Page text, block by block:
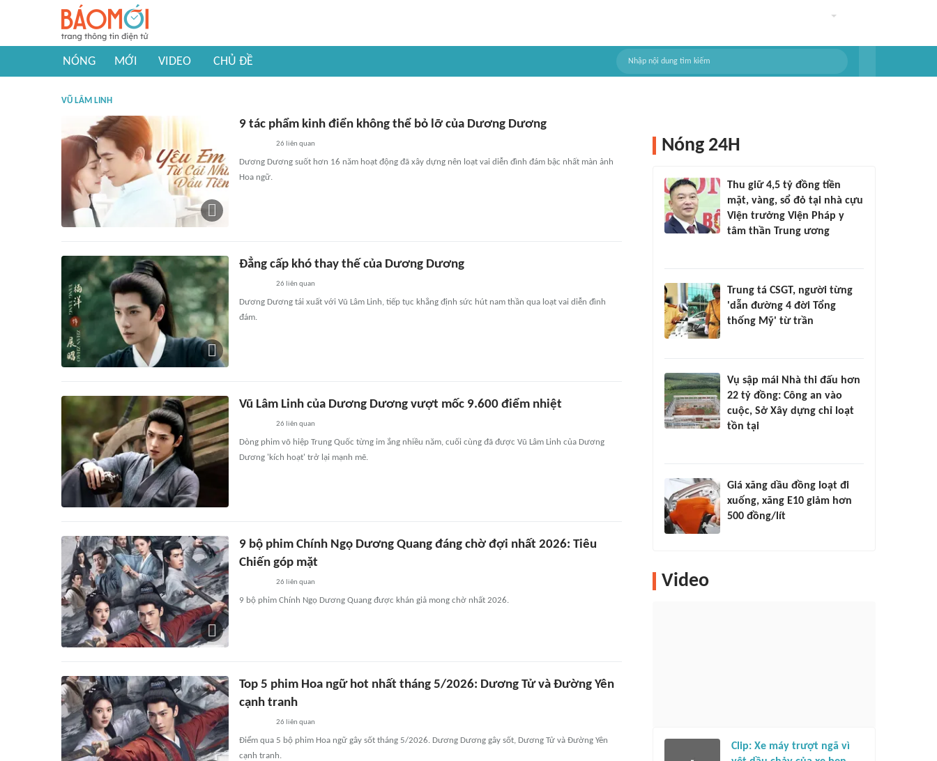
NÓNG MỚI VIDEO CHỦ ĐỀ
VŨ LÂM LINH
9 tác phẩm kinh điển không thể bỏ lỡ của Dương Dương
26 liên quan
Dương Dương suốt hơn 16 năm hoạt động đã xây dựng nên loạt vai diễn đình đám bậc nhất màn ảnh
Hoa ngữ.
Đẳng cấp khó thay thế của Dương Dương
26 liên quan
Dương Dương tái xuất với Vũ Lâm Linh, tiếp tục khẳng định sức hút nam thần qua loạt vai diễn đình
đám.
Vũ Lâm Linh của Dương Dương vượt mốc 9.600 điểm nhiệt
26 liên quan
Dòng phim võ hiệp Trung Quốc từng im ắng nhiều năm, cuối cùng đã được Vũ Lâm Linh của Dương
Dương 'kích hoạt' trở lại mạnh mẽ.
9 bộ phim Chính Ngọ Dương Quang đáng chờ đợi nhất 2026: Tiêu
Chiến góp mặt
26 liên quan
9 bộ phim Chính Ngọ Dương Quang được khán giả mong chờ nhất 2026.
Top 5 phim Hoa ngữ hot nhất tháng 5/2026: Dương Tử và Đường Yên
cạnh tranh
26 liên quan
Điểm qua 5 bộ phim Hoa ngữ gây sốt tháng 5/2026. Dương Dương gây sốt, Dương Tử và Đường Yên
cạnh tranh.
Nóng 24H
Thu giữ 4,5 tỷ đồng tiền
mặt, vàng, sổ đỏ tại nhà cựu
Viện trưởng Viện Pháp y
tâm thần Trung ương
Trung tá CSGT, người từng
'dẫn đường 4 đời Tổng
thống Mỹ' từ trần
Vụ sập mái Nhà thi đấu hơn
22 tỷ đồng: Công an vào
cuộc, Sở Xây dựng chỉ loạt
tồn tại
Giá xăng dầu đồng loạt đi
xuống, xăng E10 giảm hơn
500 đồng/lít
Video
Clip: Xe máy trượt ngã vì